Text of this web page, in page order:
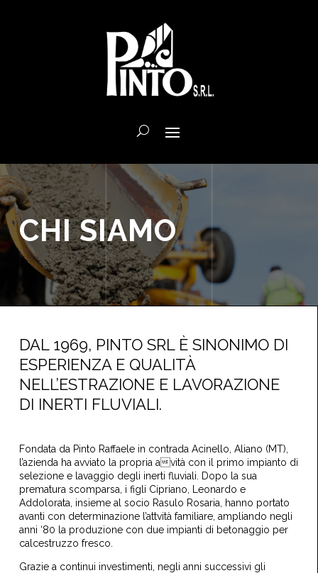
CHI SIAMO
DAL 1969, PINTO SRL È SINONIMO DI
ESPERIENZA E QUALITÀ
NELL’ESTRAZIONE E LAVORAZIONE
DI INERTI FLUVIALI.
Fondata da Pinto Raffaele in contrada Acinello, Aliano (MT),
l’azienda ha avviato la propria avità con il primo impianto di
selezione e lavaggio degli inerti fluviali. Dopo la sua
prematura scomparsa, i figli Cipriano, Leonardo e
Addolorata, insieme al socio Rasulo Rosaria, hanno portato
avanti con determinazione l’attvità familiare, ampliando negli
anni ‘80 la produzione con due impianti di betonaggio per
calcestruzzo fresco.
Grazie a continui investimenti, negli anni successivi gli